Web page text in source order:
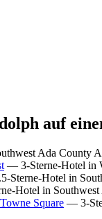
auf
Ada County
— 3-Sterne-Hotel in
Sterne-Hotel in
Hotel in Southwest
Square — 3-